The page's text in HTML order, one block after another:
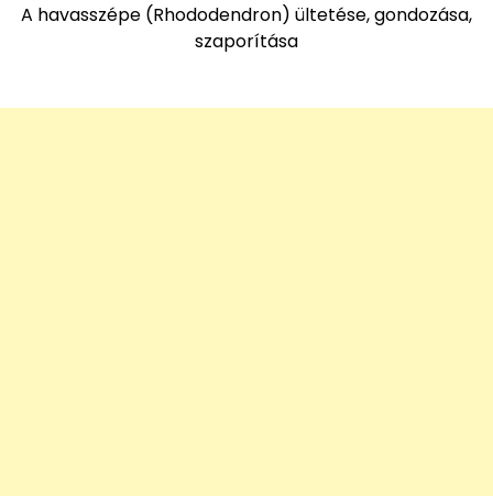
A havasszépe (Rhododendron) ültetése, gondozása,
szaporítása